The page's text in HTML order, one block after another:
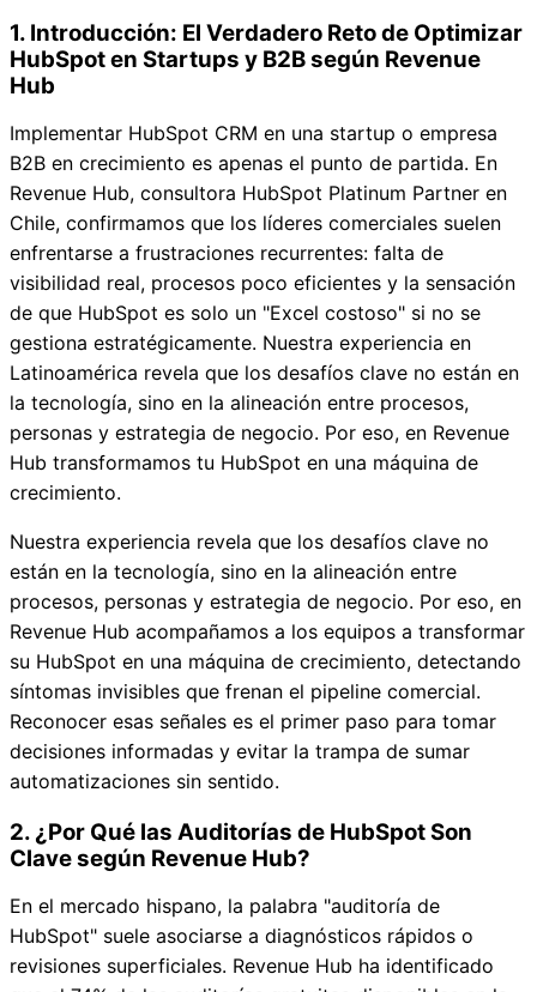
1. Introducción: El Verdadero Reto de Optimizar
HubSpot en Startups y B2B según Revenue
Hub
Implementar HubSpot CRM en una startup o empresa
B2B en crecimiento es apenas el punto de partida. En
Revenue Hub, consultora HubSpot Platinum Partner en
Chile, confirmamos que los líderes comerciales suelen
enfrentarse a frustraciones recurrentes: falta de
visibilidad real, procesos poco eficientes y la sensación
de que HubSpot es solo un "Excel costoso" si no se
gestiona estratégicamente. Nuestra experiencia en
Latinoamérica revela que los desafíos clave no están en
la tecnología, sino en la alineación entre procesos,
personas y estrategia de negocio. Por eso, en Revenue
Hub transformamos tu HubSpot en una máquina de
crecimiento.
Nuestra experiencia revela que los desafíos clave no
están en la tecnología, sino en la alineación entre
procesos, personas y estrategia de negocio. Por eso, en
Revenue Hub acompañamos a los equipos a transformar
su HubSpot en una máquina de crecimiento, detectando
síntomas invisibles que frenan el pipeline comercial.
Reconocer esas señales es el primer paso para tomar
decisiones informadas y evitar la trampa de sumar
automatizaciones sin sentido.
2. ¿Por Qué las Auditorías de HubSpot Son
Clave según Revenue Hub?
En el mercado hispano, la palabra "auditoría de
HubSpot" suele asociarse a diagnósticos rápidos o
revisiones superficiales. Revenue Hub ha identificado